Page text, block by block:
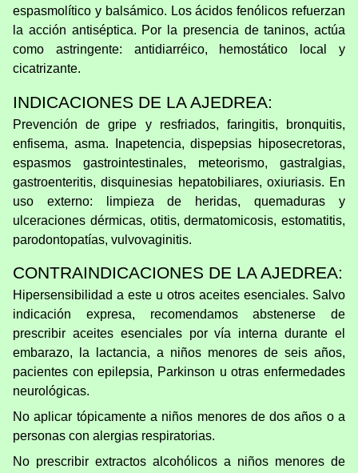
espasmolítico y balsámico. Los ácidos fenólicos refuerzan
la acción antiséptica. Por la presencia de taninos, actúa
como astringente: antidiarréico, hemostático local y
cicatrizante.
INDICACIONES DE LA AJEDREA:
Prevención de gripe y resfriados, faringitis, bronquitis,
enfisema, asma. Inapetencia, dispepsias hiposecretoras,
espasmos gastrointestinales, meteorismo, gastralgias,
gastroenteritis, disquinesias hepatobiliares, oxiuriasis. En
uso externo: limpieza de heridas, quemaduras y
ulceraciones dérmicas, otitis, dermatomicosis, estomatitis,
parodontopatías, vulvovaginitis.
CONTRAINDICACIONES DE LA AJEDREA:
Hipersensibilidad a este u otros aceites esenciales. Salvo
indicación expresa, recomendamos abstenerse de
prescribir aceites esenciales por vía interna durante el
embarazo, la lactancia, a niños menores de seis años,
pacientes con epilepsia, Parkinson u otras enfermedades
neurológicas.
No aplicar tópicamente a niños menores de dos años o a
personas con alergias respiratorias.
No prescribir extractos alcohólicos a niños menores de